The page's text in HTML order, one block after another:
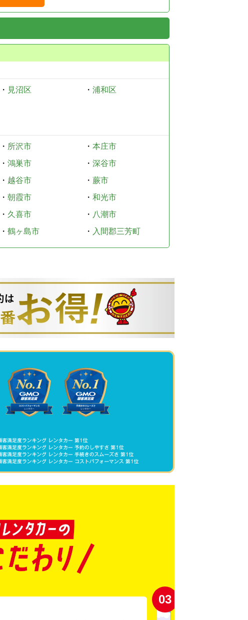
・ 見沼区 ・ 浦和区
・ 所沢市 ・ 本庄市
・ 鴻巣市 ・ 深谷市
・ 越谷市 ・ 蕨市
・ 朝霞市 ・ 和光市
・ 久喜市 ・ 八潮市
・ 鶴ヶ島市 ・ 入間郡三芳町
03